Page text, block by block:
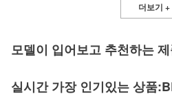
더보기 +
모델이 입어보고 추천하는
실시간 가장 인기있는 상품